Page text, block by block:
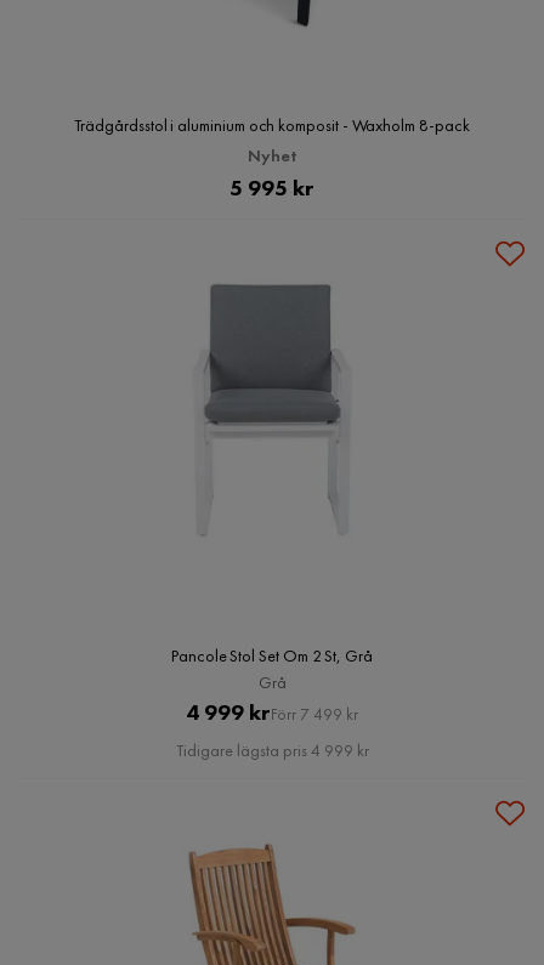
Trädgårdsstol i aluminium och komposit - Waxholm 8-pack
Nyhet
Pris
5 995 kr
Pancole Stol Set Om 2 St, Grå
Grå
Pris
4 999 krOriginal
Pris
Förr 7 499 kr
Tidigare lägsta pris 4 999 kr